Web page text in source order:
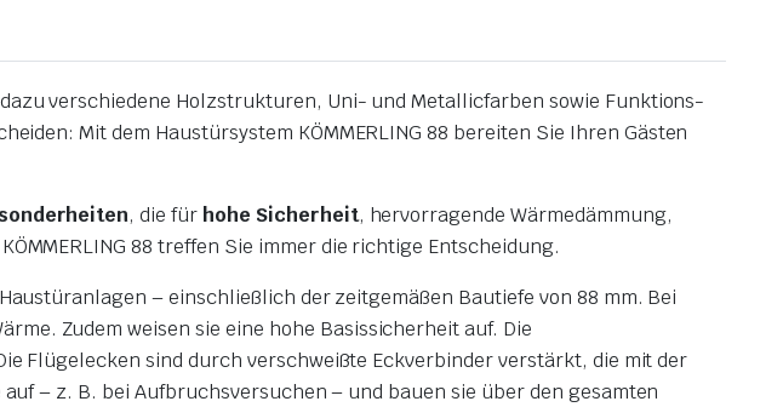
dazu verschiedene Holzstrukturen, Uni- und Metallicfarben sowie Funktions-
Mit dem Haustürsystem KÖMMERLING 88 bereiten Sie Ihren Gästen
, die für hohe Sicherheit, hervorragende Wärmedämmung,
88 treffen Sie immer die richtige Entscheidung.
– einschließlich der zeitgemäßen Bautiefe von 88 mm. Bei
Zudem weisen sie eine hohe Basissicherheit auf. Die
Flügelecken sind durch verschweißte Eckverbinder verstärkt, die mit der
– z. B. bei Aufbruchsversuchen – und bauen sie über den gesamten